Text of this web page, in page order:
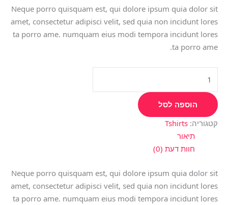
Neque porro quisquam est, qui dolore ipsum quia dolor sit
amet, consectetur adipisci velit, sed quia non incidunt lores
ta porro ame. numquam eius modi tempora incidunt lores
ta porro ame.
הוספה לסל
קטגוריה: Tshirts
תיאור
חוות דעת (0)
Neque porro quisquam est, qui dolore ipsum quia dolor sit
amet, consectetur adipisci velit, sed quia non incidunt lores
ta porro ame. numquam eius modi tempora incidunt lores